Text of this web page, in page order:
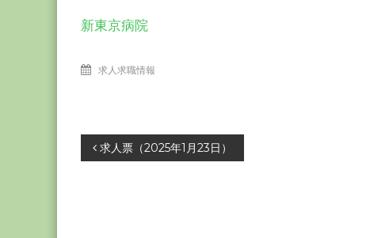
な
つ
葉
新東京病院
求人求職情報
投求人票（2025年1月23日）